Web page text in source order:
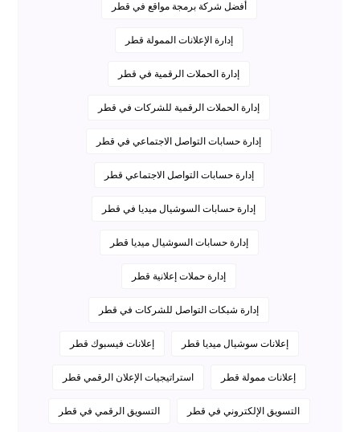
أفضل شركة برمجة مواقع في قطر
إدارة الإعلانات الممولة قطر
إدارة الحملات الرقمية في قطر
إدارة الحملات الرقمية للشركات في قطر
إدارة حسابات التواصل الاجتماعي في قطر
إدارة حسابات التواصل الاجتماعي قطر
إدارة حسابات السوشيال ميديا في قطر
إدارة حسابات السوشيال ميديا قطر
إدارة حملات إعلانية قطر
إدارة شبكات التواصل للشركات في قطر
إعلانات سوشيال ميديا قطر إعلانات فيسبوك قطر
إعلانات ممولة قطر استراتيجيات الإعلان الرقمي قطر
التسويق الإلكتروني في قطر التسويق الرقمي في قطر